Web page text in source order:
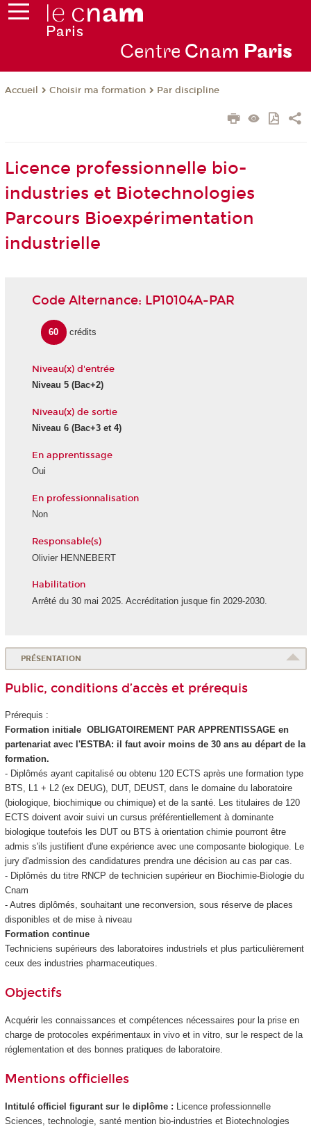
Centre Cnam Paris
Accueil Choisir ma formation Par discipline
Licence professionnelle bio-
industries et Biotechnologies
Parcours Bioexpérimentation
industrielle
Code Alternance: LP10104A-PAR
60 crédits
Niveau(x) d'entrée
Niveau 5(Bac+2)
Niveau(x) de sortie
Niveau 6(Bac+3 et 4)
En apprentissage
Oui
En professionnalisation
Non
Responsable(s)
Olivier HENNEBERT
Habilitation
Arrêté du 30 mai 2025. Accréditation jusque fin 2029-2030.
PRÉSENTATION
Public, conditions d’accès et prérequis
Prérequis :
Formation initiale OBLIGATOIREMENT PAR APPRENTISSAGE en
partenariat avec l'ESTBA: il faut avoir moins de 30 ans au départ de la
formation.
- Diplômés ayant capitalisé ou obtenu 120 ECTS après une formation type
BTS, L1 + L2 (ex DEUG), DUT, DEUST, dans le domaine du laboratoire
(biologique, biochimique ou chimique) et de la santé. Les titulaires de 120
ECTS doivent avoir suivi un cursus préférentiellement à dominante
biologique toutefois les DUT ou BTS à orientation chimie pourront être
admis s'ils justifient d'une expérience avec une composante biologique. Le
jury d'admission des candidatures prendra une décision au cas par cas.
- Diplômés du titre RNCP de technicien supérieur en Biochimie-Biologie du
Cnam
- Autres diplômés, souhaitant une reconversion, sous réserve de places
disponibles et de mise à niveau
Formation continue
Techniciens supérieurs des laboratoires industriels et plus particulièrement
ceux des industries pharmaceutiques.
Objectifs
Acquérir les connaissances et compétences nécessaires pour la prise en
charge de protocoles expérimentaux in vivo et in vitro, sur le respect de la
réglementation et des bonnes pratiques de laboratoire.
Mentions officielles
Intitulé officiel figurant sur le diplôme : Licence professionnelle
Sciences, technologie, santé mention bio-industries et Biotechnologies